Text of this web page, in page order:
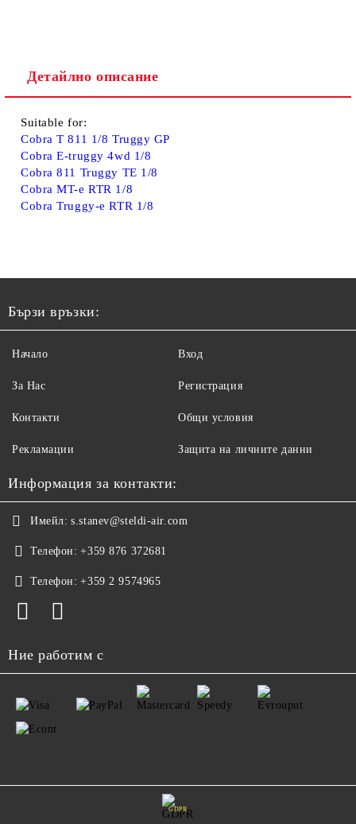
Детайлно описание
Suitable for:
Cobra T 811 1/8 Truggy GP
Cobra E-truggy 4wd 1/8
Cobra 811 Truggy TE 1/8
Cobra MT-e RTR 1/8
Cobra Truggy-e RTR 1/8
Бързи връзки:
Начало
За Нас
Контакти
Рекламации
Вход
Регистрация
Общи условия
Защита на личните данни
Информация за контакти:
Имейл: s.stanev@steldi-air.com
Телефон: +359 876 372681
Телефон: +359 2 9574965
Ние работим с
GDPR